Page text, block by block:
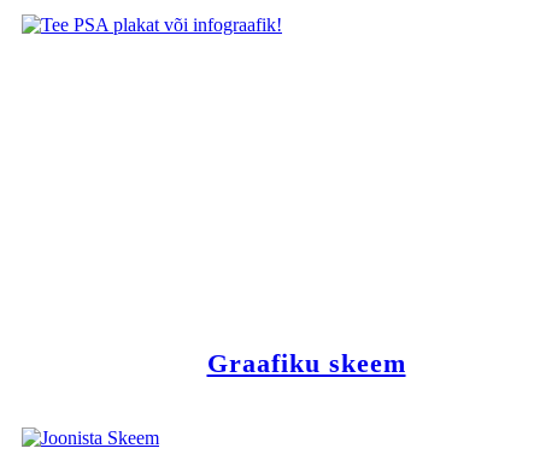
Graafiku skeem